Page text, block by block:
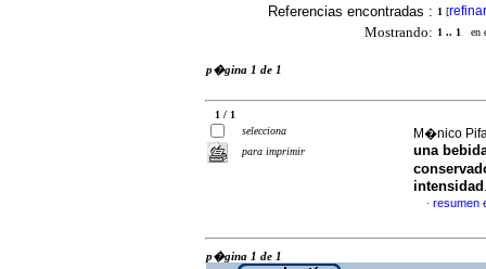
Referencias encontradas : 1 [refinar
Mostrando: 1 .. 1 en
p�gina 1 de 1
1 / 1
selecciona
para imprimir
M�nico
una
intensidad
· resumen
p�gina 1 de 1